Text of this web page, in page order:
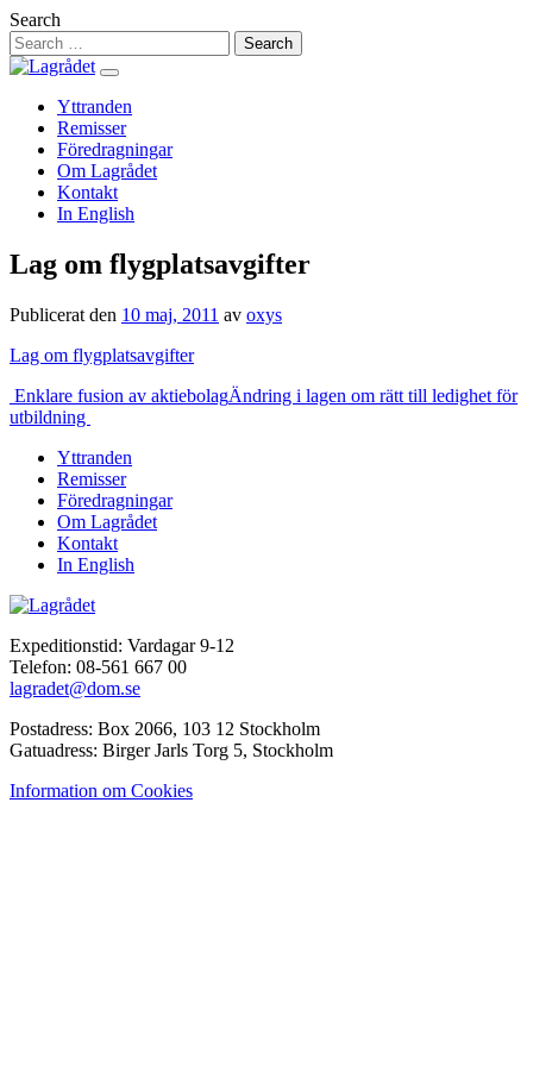
Hoppa
till
innehåll
Search
Yttranden
Remisser
Föredragningar
Om Lagrådet
Kontakt
In English
Lag om flygplatsavgifter
Publicerat den 10 maj, 2011 av oxys
Lag om flygplatsavgifter
Inläggsnavigering
Enklare fusion av aktiebolagÄndring i lagen om rätt till ledighet för
utbildning
Yttranden
Remisser
Föredragningar
Om Lagrådet
Kontakt
In English
Expeditionstid: Vardagar 9-12
Telefon: 08-561 667 00
lagradet@dom.se
Postadress: Box 2066, 103 12 Stockholm
Gatuadress: Birger Jarls Torg 5, Stockholm
Information om Cookies